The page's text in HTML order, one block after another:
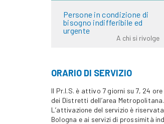
Persone in condizione di
bisogno indifferibile ed
urgente
A chi si rivolge
ORARIO DI SERVIZIO
Il Pr.I.S. è attivo 7 giorni su 7, 24
dei Distretti dell’area Metropolitana.
L’attivazione del servizio è
Bologna e ai servizi di prossimità